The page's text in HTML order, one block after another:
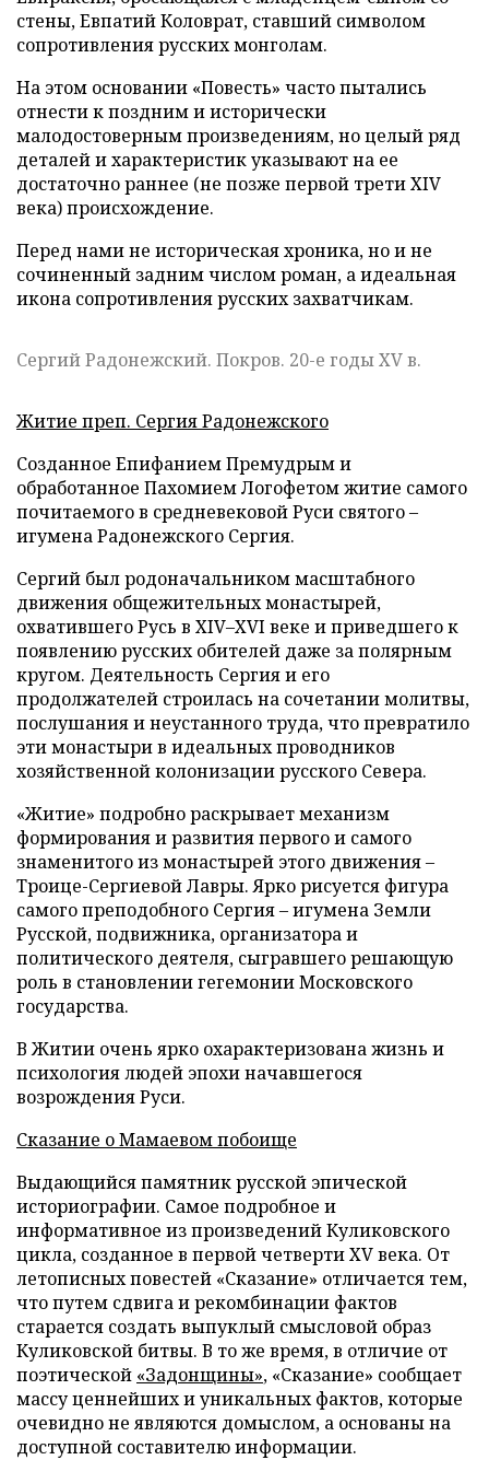
стены, Евпатий Коловрат, ставший символом
сопротивления русских монголам.
На этом основании «Повесть» часто пытались
отнести к поздним и исторически
малодостоверным произведениям, но целый ряд
деталей и характеристик указывают на ее
достаточно раннее (не позже первой трети XIV
века) происхождение.
Перед нами не историческая хроника, но и не
сочиненный задним числом роман, а идеальная
икона сопротивления русских захватчикам.
Сергий Радонежский. Покров. 20-е годы XV в.
Житие преп. Сергия Радонежского
Созданное Епифанием Премудрым и
обработанное Пахомием Логофетом житие самого
почитаемого в средневековой Руси святого –
игумена Радонежского Сергия.
Сергий был родоначальником масштабного
движения общежительных монастырей,
охватившего Русь в XIV–XVI веке и приведшего к
появлению русских обителей даже за полярным
кругом. Деятельность Сергия и его
продолжателей строилась на сочетании молитвы,
послушания и неустанного труда, что превратило
эти монастыри в идеальных проводников
хозяйственной колонизации русского Севера.
«Житие» подробно раскрывает механизм
формирования и развития первого и самого
знаменитого из монастырей этого движения –
Троице-Сергиевой Лавры. Ярко рисуется фигура
самого преподобного Сергия – игумена Земли
Русской, подвижника, организатора и
политического деятеля, сыгравшего решающую
роль в становлении гегемонии Московского
государства.
В Житии очень ярко охарактеризована жизнь и
психология людей эпохи начавшегося
возрождения Руси.
Сказание о Мамаевом побоище
Выдающийся памятник русской эпической
историографии. Самое подробное и
информативное из произведений Куликовского
цикла, созданное в первой четверти XV века. От
летописных повестей «Сказание» отличается тем,
что путем сдвига и рекомбинации фактов
старается создать выпуклый смысловой образ
Куликовской битвы. В то же время, в отличие от
поэтической «Задонщины», «Сказание» сообщает
массу ценнейших и уникальных фактов, которые
очевидно не являются домыслом, а основаны на
доступной составителю информации.